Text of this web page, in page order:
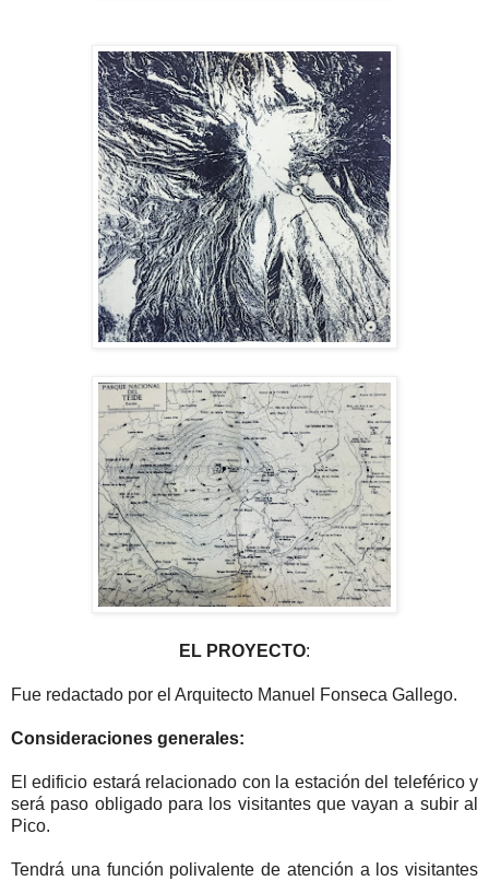
EL PROYECTO:
Fue redactado por el Arquitecto Manuel Fonseca Gallego.
Consideraciones generales:
El edificio estará relacionado con la estación del teleférico y
será paso obligado para los visitantes que vayan a subir al
Pico.
Tendrá una función polivalente de atención a los visitantes